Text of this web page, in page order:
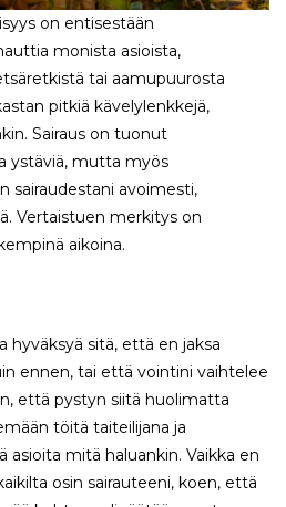
on entisestään
monista asioista,
tai aamupuurosta
pitkiä kävelylenkkejä,
Sairaus on tuonut
ystäviä, mutta myös
sairaudestani avoimesti,
Vertaistuen merkitys on
aikoina.
hyväksyä sitä, että en jaksa
ennen, tai että vointini vaihtelee
että pystyn siitä huolimatta
töitä taiteilijana ja
mitä haluankin. Vaikka en
osin sairauteeni, koen, että